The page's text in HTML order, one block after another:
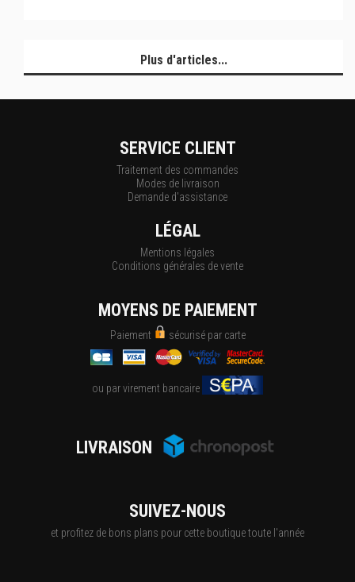
Plus d'articles...
SERVICE CLIENT
Traitement des commandes
Modes de livraison
Demande d'assistance
LÉGAL
Mentions légales
Conditions générales de vente
MOYENS DE PAIEMENT
Paiement sécurisé par carte
ou par virement bancaire
LIVRAISON
SUIVEZ-NOUS
et profitez de bons plans pour cette boutique toute l'année